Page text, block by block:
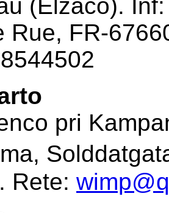
(Elzaco).
Rue, FR-
pri
Rete: